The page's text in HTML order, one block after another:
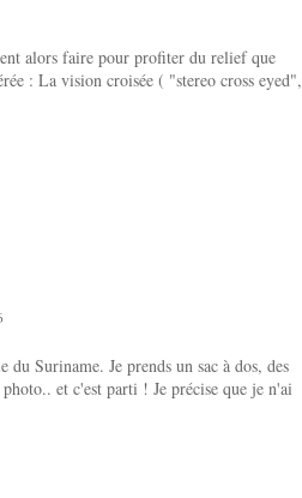
alors faire pour profiter du relief que
: La vision croisée ( "stereo cross eyed",
Suriname. Je prends un sac à dos, des
et c'est parti ! Je précise que je n'ai